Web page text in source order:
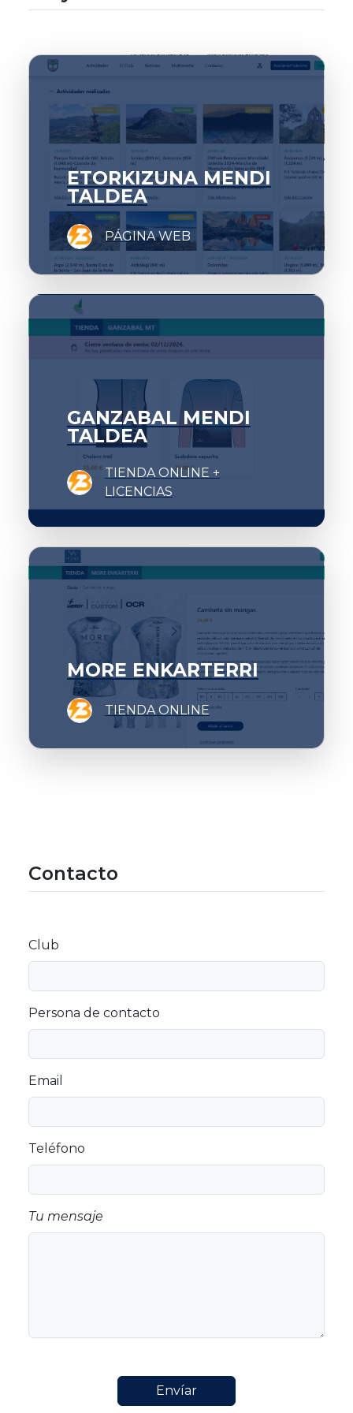
ETORKIZUNA MENDI
TALDEA
PÁGINA WEB
GANZABAL MENDI
TALDEA
TIENDA ONLINE +
LICENCIAS
MORE ENKARTERRI
TIENDA ONLINE
Contacto
Club
Persona de contacto
Email
Teléfono
Tu mensaje
Envíar